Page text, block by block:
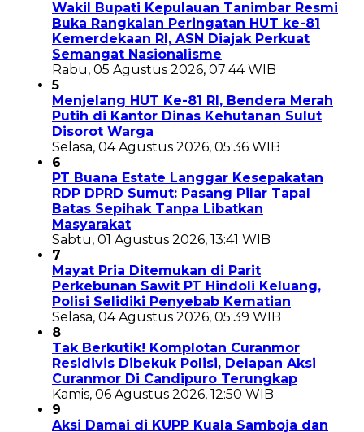
Wakil Bupati Kepulauan Tanimbar Resmi
Buka Rangkaian Peringatan HUT ke-81
Kemerdekaan RI, ASN Diajak Perkuat
Semangat Nasionalisme
Rabu, 05 Agustus 2026, 07:44 WIB
5
Menjelang HUT Ke-81 RI, Bendera Merah
Putih di Kantor Dinas Kehutanan Sulut
Disorot Warga
Selasa, 04 Agustus 2026, 05:36 WIB
6
PT Buana Estate Langgar Kesepakatan
RDP DPRD Sumut: Pasang Pilar Tapal
Batas Sepihak Tanpa Libatkan
Masyarakat
Sabtu, 01 Agustus 2026, 13:41 WIB
7
Mayat Pria Ditemukan di Parit
Perkebunan Sawit PT Hindoli Keluang,
Polisi Selidiki Penyebab Kematian
Selasa, 04 Agustus 2026, 05:39 WIB
8
Tak Berkutik! Komplotan Curanmor
Residivis Dibekuk Polisi, Delapan Aksi
Curanmor Di Candipuro Terungkap
Kamis, 06 Agustus 2026, 12:50 WIB
9
Aksi Damai di KUPP Kuala Samboja dan